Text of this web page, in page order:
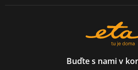
Buďte s nami v